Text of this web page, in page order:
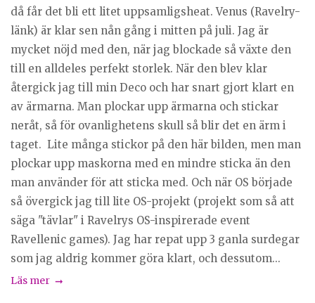
då får det bli ett litet uppsamligsheat. Venus (Ravelry-
länk) är klar sen nån gång i mitten på juli. Jag är
mycket nöjd med den, när jag blockade så växte den
till en alldeles perfekt storlek. När den blev klar
återgick jag till min Deco och har snart gjort klart en
av ärmarna. Man plockar upp ärmarna och stickar
neråt, så för ovanlighetens skull så blir det en ärm i
taget. Lite många stickor på den här bilden, men man
plockar upp maskorna med en mindre sticka än den
man använder för att sticka med. Och när OS började
så övergick jag till lite OS-projekt (projekt som så att
säga "tävlar" i Ravelrys OS-inspirerade event
Ravellenic games). Jag har repat upp 3 ganla surdegar
som jag aldrig kommer göra klart, och dessutom...
Läs mer